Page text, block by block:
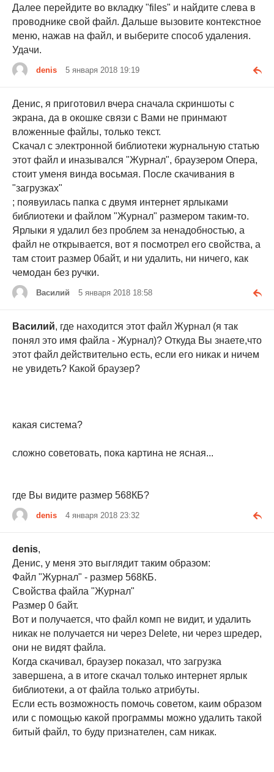
Далее перейдите во вкладку "files" и найдите слева в
проводнике свой файл. Дальше вызовите контекстное
меню, нажав на файл, и выберите способ удаления.
Удачи.
denis 5 января 2018 19:19
Денис, я приготовил вчера сначала скриншоты с
экрана, да в окошке связи с Вами не принмают
вложенные файлы, только текст.
Скачал с электронной библиотеки журнальную статью
этот файл и иназывался "Журнал", браузером Опера,
стоит уменя винда восьмая. После скачивания в
"загрузках"
; появуилась папка с двумя интернет ярлыками
библиотеки и файлом "Журнал" размером таким-то.
Ярлыки я удалил без проблем за ненадобностью, а
файл не открывается, вот я посмотрел его свойства, а
там стоит размер 0байт, и ни удалить, ни ничего, как
чемодан без ручки.
Василий 5 января 2018 18:58
Василий, где находится этот файл Журнал (я так
понял это имя файла - Журнал)? Откуда Вы знаете,что
этот файл действительно есть, если его никак и ничем
не увидеть? Какой браузер?
какая система?
сложно советовать, пока картина не ясная...
где Вы видите размер 568КБ?
denis 4 января 2018 23:32
denis,
Денис, у меня это выглядит таким образом:
Файл "Журнал" - размер 568КБ.
Свойства файла "Журнал"
Размер 0 байт.
Вот и получается, что файл комп не видит, и удалить
никак не получается ни через Delete, ни через шредер,
они не видят файла.
Когда скачивал, браузер показал, что загрузка
завершена, а в итоге скачал только интернет ярлык
библиотеки, а от файла только атрибуты.
Если есть возможность помочь советом, каим образом
или с помощью какой программы можно удалить такой
битый файл, то буду признателен, сам никак.